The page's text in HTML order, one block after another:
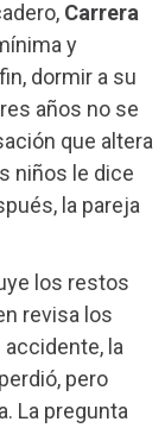
Carrera
y
dormir a su
años no se
que altera
niños le dice
la pareja
los restos
revisa los
la
pero
La pregunta